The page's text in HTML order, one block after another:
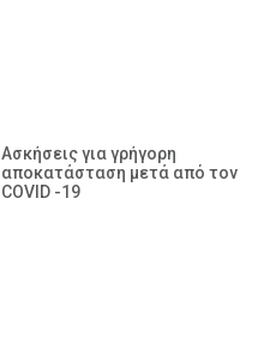
Ασκήσεις για γρήγορη
αποκατάσταση μετά από τον
COVID -19